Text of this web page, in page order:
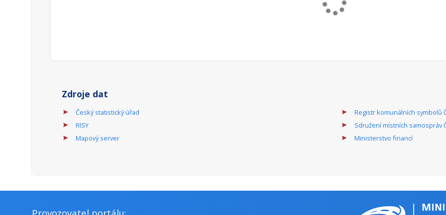
Územní dimenze ANO/NE:
Odpovědný rezort:
Územní dimenze ANO/NE: